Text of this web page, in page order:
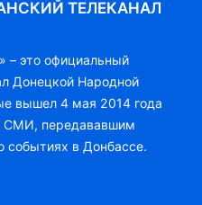
ТЕЛЕКАНАЛ
– это официальный
Донецкой Народной
вышел 4 мая 2014 года
СМИ, передававшим
в Донбассе.